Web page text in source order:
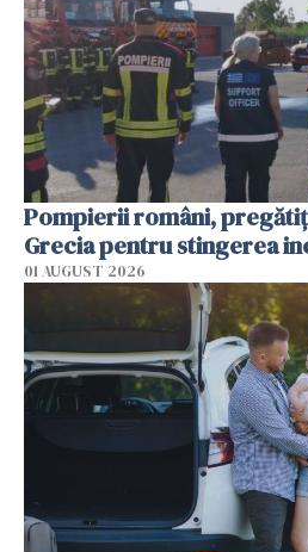
Pompierii români,
Grecia pentru stingerea
01 AUGUST 2026